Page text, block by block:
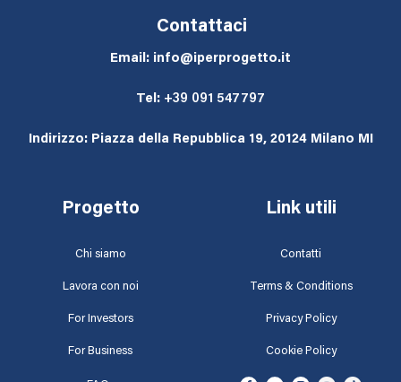
Contattaci
Email: info@iperprogetto.it
Tel: +39 091 547797
Indirizzo: Piazza della Repubblica 19, 20124 Milano MI
Progetto Link utili
Chi siamo Contatti
Lavora con noi Terms & Conditions
For Investors Privacy Policy
For Business Cookie Policy